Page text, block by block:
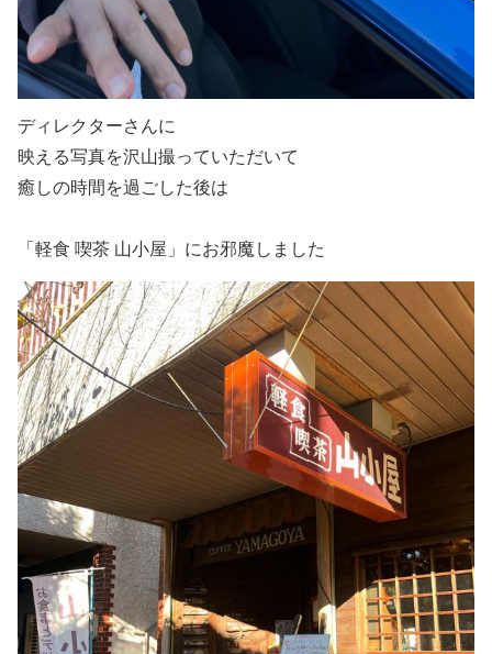
ディレクターさんに
映える写真を沢山撮っていただいて
癒しの時間を過ごした後は
「軽食 喫茶 山小屋」にお邪魔しました